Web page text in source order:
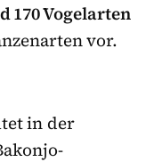
170 Vogelarten
vor.
in der